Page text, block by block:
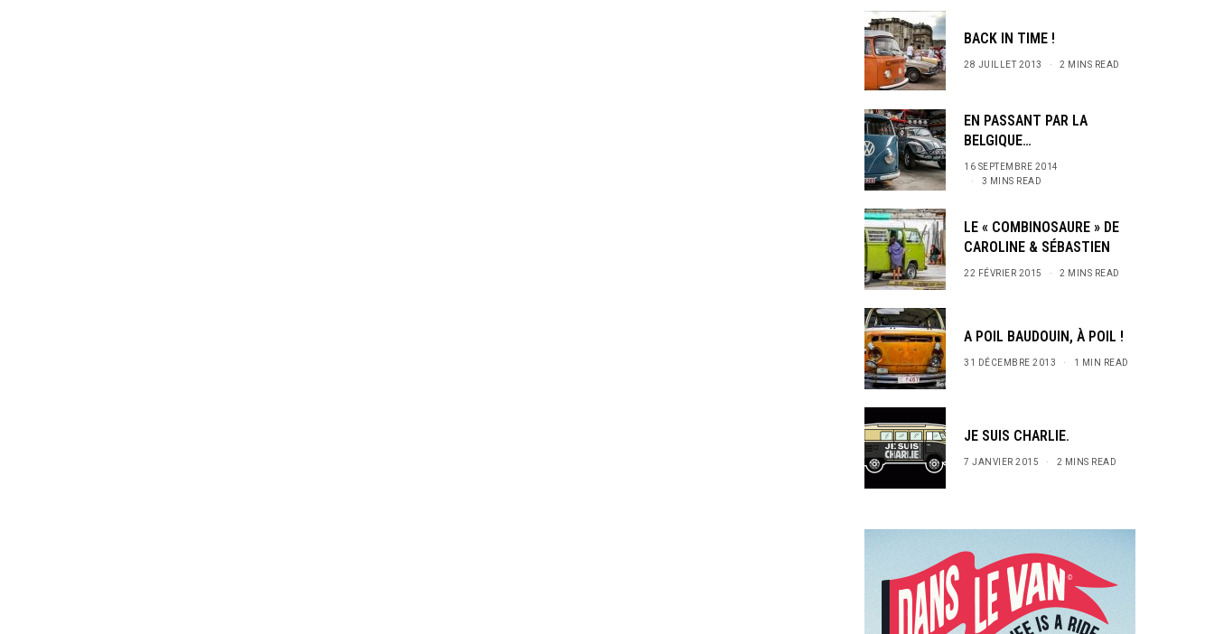
BACK IN TIME !
28 JUILLET 2013 2 MINS READ
EN PASSANT PAR LA
BELGIQUE…
16 SEPTEMBRE 2014
3 MINS READ
LE « COMBINOSAURE » DE
CAROLINE & SÉBASTIEN
22 FÉVRIER 2015 2 MINS READ
A POIL BAUDOUIN, À POIL !
31 DÉCEMBRE 2013 1 MIN READ
JE SUIS CHARLIE.
7 JANVIER 2015 2 MINS READ